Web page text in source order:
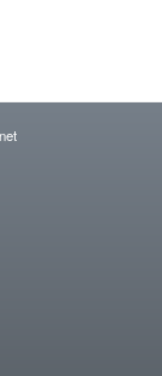
заказа.
сравнительно